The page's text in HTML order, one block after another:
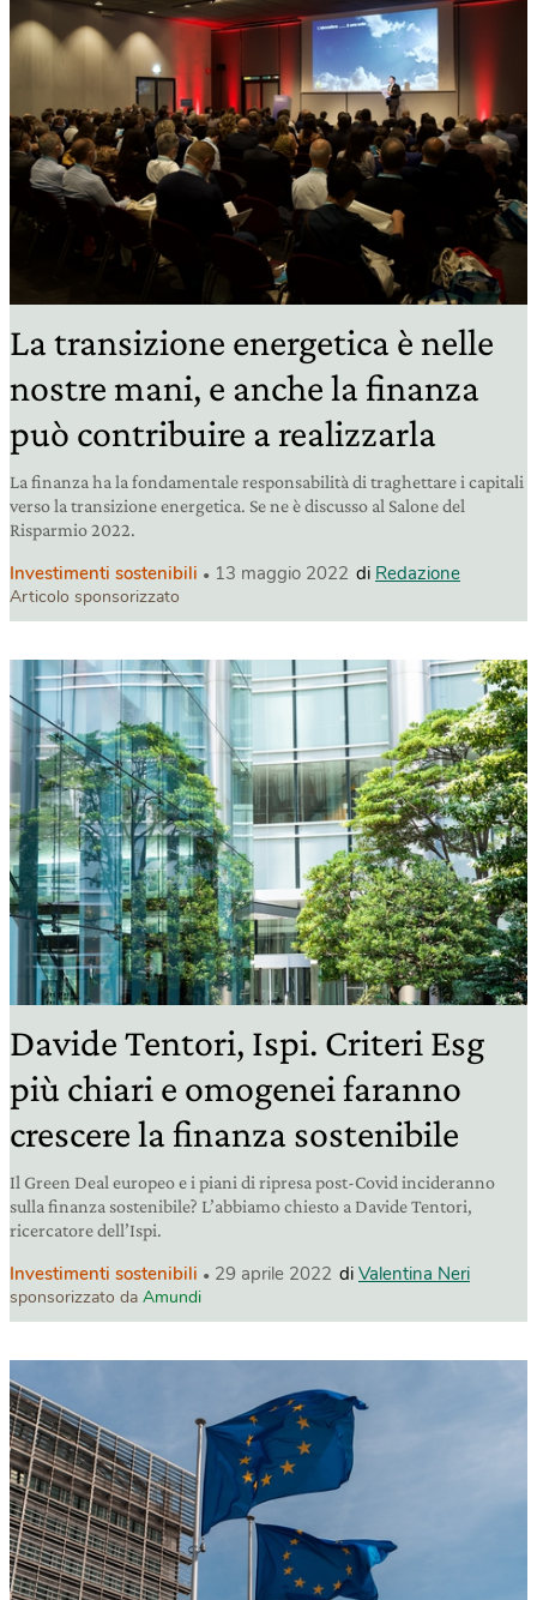
La transizione energetica è nelle
nostre mani, e anche la finanza
può contribuire a realizzarla
La finanza ha la fondamentale responsabilità di traghettare i capitali
verso la transizione energetica. Se ne è discusso al Salone del
Risparmio 2022.
Investimenti sostenibili 13 maggio 2022 di Redazione
Articolo sponsorizzato
Davide Tentori, Ispi. Criteri Esg
più chiari e omogenei faranno
crescere la finanza sostenibile
Il Green Deal europeo e i piani di ripresa post-Covid incideranno
sulla finanza sostenibile? L’abbiamo chiesto a Davide Tentori,
ricercatore dell’Ispi.
Investimenti sostenibili 29 aprile 2022 di Valentina Neri
sponsorizzato da Amundi